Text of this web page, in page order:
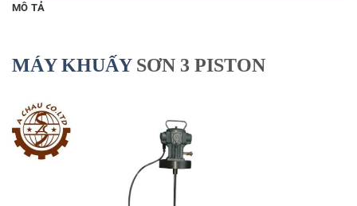
MÔ TẢ
MÁY KHUẤYSƠN 3 PISTON